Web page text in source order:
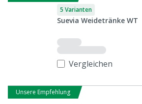
5 Varianten
Suevia Weidetränke WT
Vergleichen
Unsere Empfehlung